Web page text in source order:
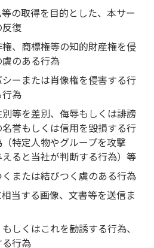
の取得を目的とした、本サー
反復
、商標権等の知的財産権を侵
のある行為
ーまたは肖像権を侵害する行
行為
等を差別、侮辱もしくは誹謗
誉もしくは信用を毀損する行
特定人物やグループを攻撃
ると当社が判断する行為）等
または結びつく虞のある行為
当する画像、文書等を送信ま
しくはこれを勧誘する行為、
る行為